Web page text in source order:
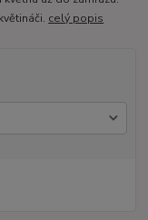
celý popis